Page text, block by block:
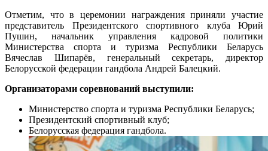
Отметим, что в церемонии награждения приняли участие
представитель Президентского спортивного клуба Юрий
Пушин, начальник управления кадровой политики
Министерства спорта и туризма Республики Беларусь
Вячеслав Шипарёв, генеральный секретарь, директор
Белорусской федерации гандбола Андрей Балецкий.
Организаторами соревнований выступили:
Министерство спорта и туризма Республики Беларусь;
Президентский спортивный клуб;
Белорусская федерация гандбола.